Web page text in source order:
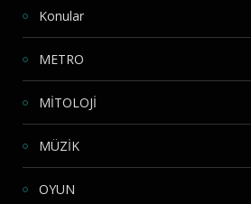
Konular
METRO
MİTOLOJİ
MÜZİK
OYUN